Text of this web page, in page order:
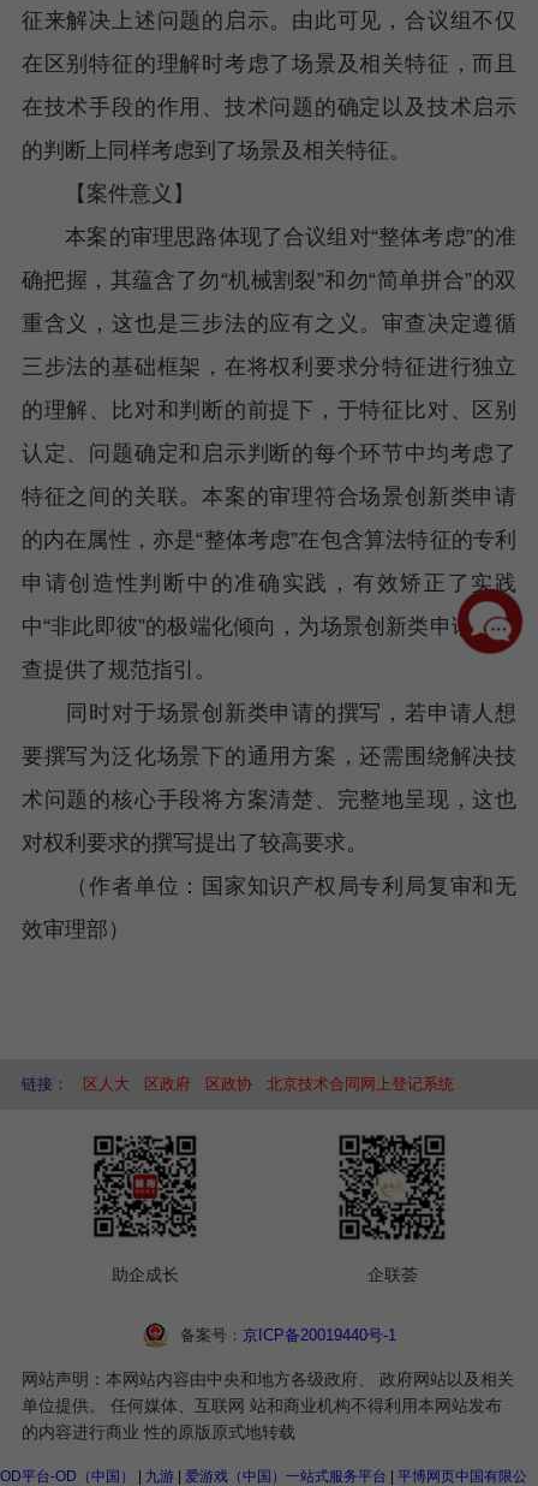
征来解决上述问题的启示。由此可见，合议组不仅
在区别特征的理解时考虑了场景及相关特征，而且
在技术手段的作用、技术问题的确定以及技术启示
的判断上同样考虑到了场景及相关特征。
【案件意义】
本案的审理思路体现了合议组对“整体考虑”的准
确把握，其蕴含了勿“机械割裂”和勿“简单拼合”的双
重含义，这也是三步法的应有之义。审查决定遵循
三步法的基础框架，在将权利要求分特征进行独立
的理解、比对和判断的前提下，于特征比对、区别
认定、问题确定和启示判断的每个环节中均考虑了
特征之间的关联。本案的审理符合场景创新类申请
的内在属性，亦是“整体考虑”在包含算法特征的专利
申请创造性判断中的准确实践，有效矫正了实践
中“非此即彼”的极端化倾向，为场景创新类申请的审
查提供了规范指引。
同时对于场景创新类申请的撰写，若申请人想
要撰写为泛化场景下的通用方案，还需围绕解决技
术问题的核心手段将方案清楚、完整地呈现，这也
对权利要求的撰写提出了较高要求。
（作者单位：国家知识产权局专利局复审和无
效审理部）
链接： 区人大 区政府 区政协 北京技术合同网上登记系统
助企成长 企联荟
备案号： 京ICP备20019440号-1
网站声明：本网站内容由中央和地方各级政府、 政府网站以及相关
单位提供。 任何媒体、互联网 站和商业机构不得利用本网站发布
的内容进行商业 性的原版原式地转载
OD平台-OD（中国） 九游 爱游戏（中国）一站式服务平台 平博网页中国有限公